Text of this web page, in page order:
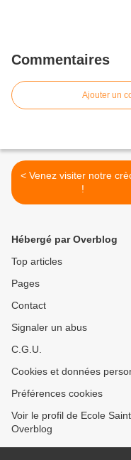
Commentaires
Ajouter un
< Venez visiter notre crèche
!
Hébergé par Overblog
Top articles
Pages
Contact
Signaler un abus
C.G.U.
Cookies et données
Préférences cookies
Voir le profil de Ecole
Overblog